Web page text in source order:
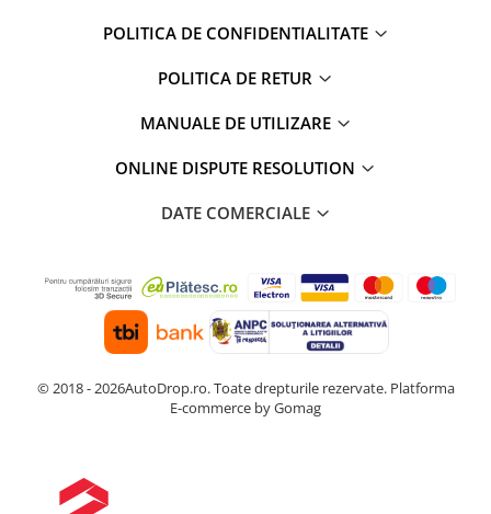
POLITICA DE CONFIDENTIALITATE
POLITICA DE RETUR
MANUALE DE UTILIZARE
ONLINE DISPUTE RESOLUTION
DATE COMERCIALE
© 2018 - 2026AutoDrop.ro. Toate drepturile rezervate. Platforma
E-commerce by Gomag